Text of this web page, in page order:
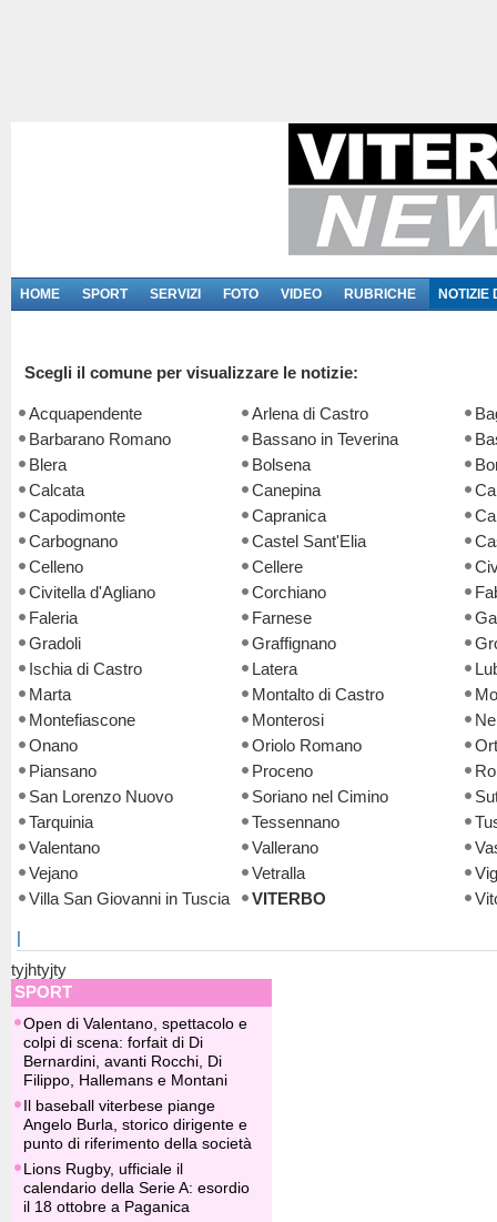
HOME SPORT SERVIZI FOTO VIDEO RUBRICHE NOTIZIE
Scegli il comune per visualizzare le notizie:
Acquapendente Arlena di Castro
Barbarano Romano
Bassano in Teverina
Blera
Bolsena
Calcata
Canepina
Capodimonte
Capranica
Carbognano
Castel Sant'Elia
Celleno
Cellere
Civitella d'Agliano
Corchiano
Faleria
Farnese
Gradoli
Graffignano
Ischia di Castro
Latera
Marta
Montalto di Castro
Montefiascone
Monterosi
Onano
Oriolo Romano
Piansano
Proceno
San Lorenzo Nuovo
Soriano nel Cimino
Tarquinia
Tessennano
Valentano
Vallerano
Vejano
Vetralla
Villa San Giovanni in Tuscia
VITERBO
|
tyjhtyjty
SPORT
Open di Valentano, spettacolo e
colpi di scena: forfait di Di
Bernardini, avanti Rocchi, Di
Filippo, Hallemans e Montani
Il baseball viterbese piange
Angelo Burla, storico dirigente e
punto di riferimento della società
Lions Rugby, ufficiale il
calendario della Serie A: esordio
il 18 ottobre a Paganica